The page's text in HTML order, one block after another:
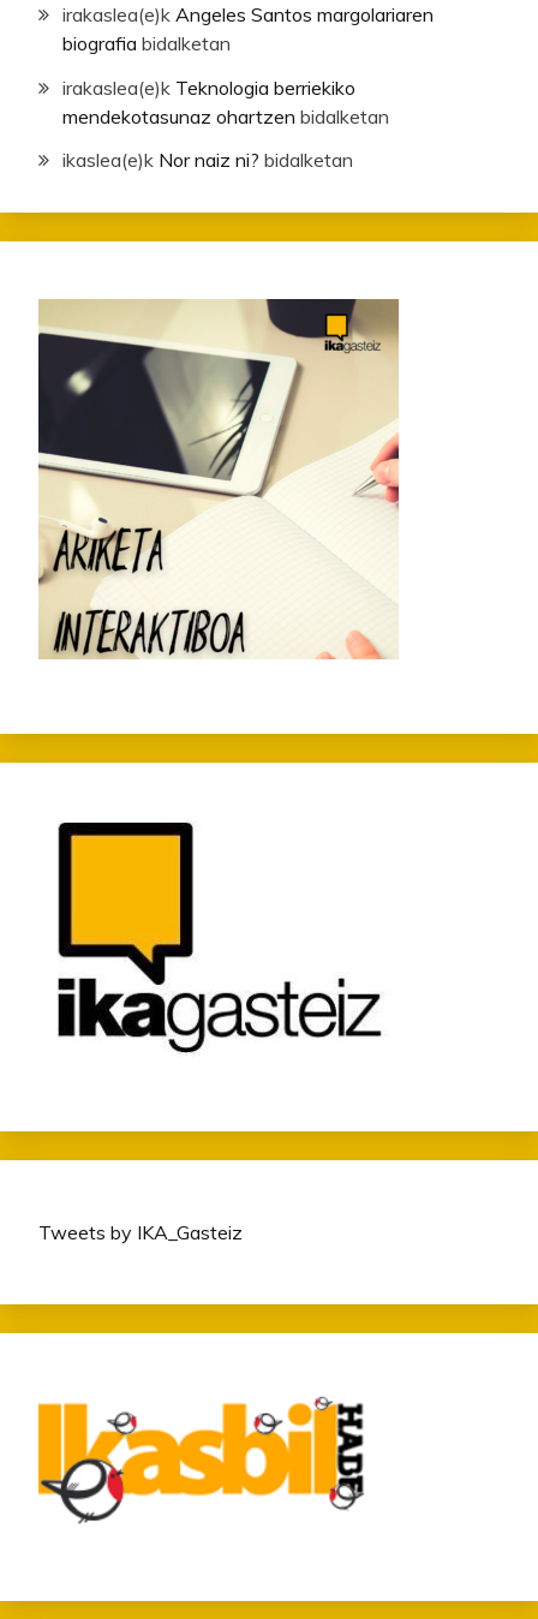
irakaslea(e)k Angeles Santos margolariaren
biografia bidalketan
irakaslea(e)k Teknologia berriekiko
mendekotasunaz ohartzen bidalketan
ikaslea(e)k Nor naiz ni? bidalketan
Tweets by IKA_Gasteiz